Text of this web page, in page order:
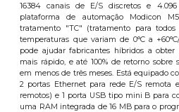
16384 canais de E/S discretos e
plataforma de automação Modicon
tratamento "TC" (tratamento para
temperaturas que variam de 0°C a
pode ajudar fabricantes híbridos a
mais rápido, e até 100% de retorno sobre
em menos de três meses. Está equipado
2 portas Ethernet para rede E/S remota
remotos) e 1 porta USB tipo mini B para
uma RAM integrada de 16 MB para o